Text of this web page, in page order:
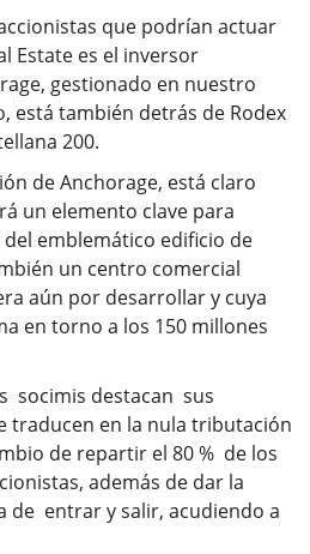
que podrían actuar
Estate es el inversor
gestionado en nuestro
está también detrás de Rodex
200.
de Anchorage, está claro
un elemento clave para
emblemático edificio de
un centro comercial
aún por desarrollar y cuya
en torno a los 150 millones
socimis destacan sus
traducen en la nula tributación
de repartir el 80 % de los
además de dar la
de entrar y salir, acudiendo a